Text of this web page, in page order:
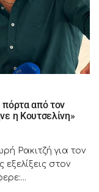
πόρτα από τον
η Κουτσελίνη»
Ρακιτζή για τον
στον